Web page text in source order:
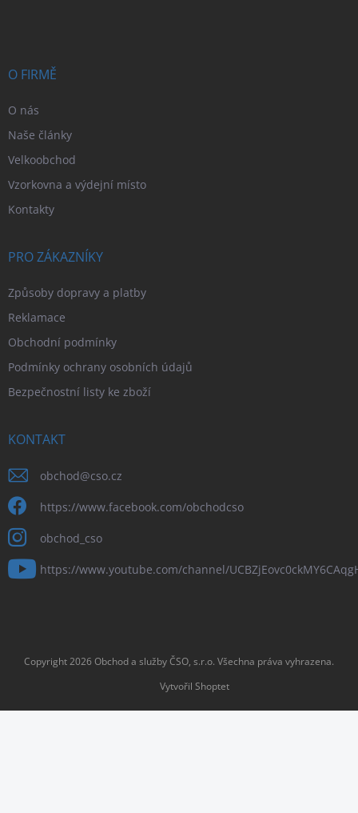
O FIRMĚ
O nás
Naše články
Velkoobchod
Vzorkovna a výdejní místo
Kontakty
PRO ZÁKAZNÍKY
Způsoby dopravy a platby
Reklamace
Obchodní podmínky
Podmínky ochrany osobních údajů
Bezpečnostní listy ke zboží
KONTAKT
obchod@cso.cz
https://www.facebook.com/obchodcso
obchod_cso
https://www.youtube.com/channel/
Vytvořil Shoptet
Copyright 2026Obchod a služby ČSO, s.r.o. Všechna práva vyhrazena.